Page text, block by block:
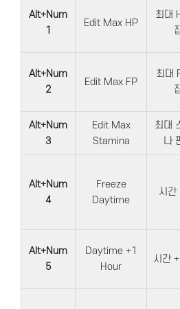
Alt+Num
1
Edit Max HP
최대
Alt+Num
2
Edit Max FP
최대
Alt+Num
3
Edit Max
Stamina
최대
나
Alt+Num
4
Freeze
Daytime
시간
Alt+Num
5
Daytime +1
Hour
시간